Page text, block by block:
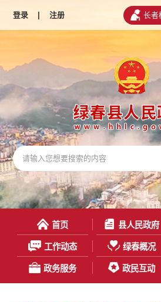
登录 | 注册 长者
首页 县人民政府
工作动态 绿春概况
政务服务 政民互动